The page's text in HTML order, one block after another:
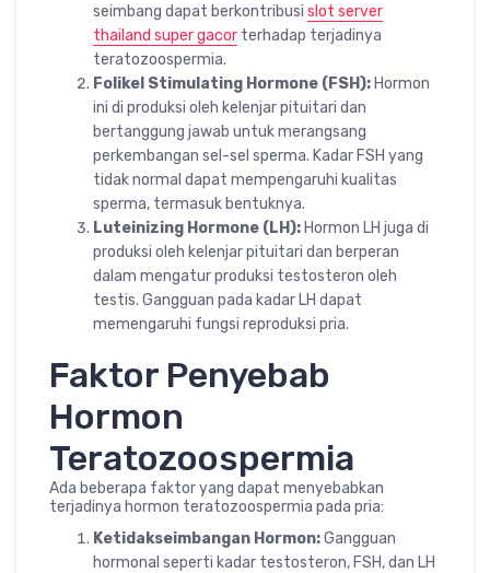
seimbang dapat berkontribusi slot server
thailand super gacor terhadap terjadinya
teratozoospermia.
Folikel Stimulating Hormone (FSH): Hormon
ini di produksi oleh kelenjar pituitari dan
bertanggung jawab untuk merangsang
perkembangan sel-sel sperma. Kadar FSH yang
tidak normal dapat mempengaruhi kualitas
sperma, termasuk bentuknya.
Luteinizing Hormone (LH): Hormon LH juga di
produksi oleh kelenjar pituitari dan berperan
dalam mengatur produksi testosteron oleh
testis. Gangguan pada kadar LH dapat
memengaruhi fungsi reproduksi pria.
Faktor Penyebab
Hormon
Teratozoospermia
Ada beberapa faktor yang dapat menyebabkan
terjadinya hormon teratozoospermia pada pria:
Ketidakseimbangan Hormon:Gangguan
hormonal seperti kadar testosteron, FSH, dan LH